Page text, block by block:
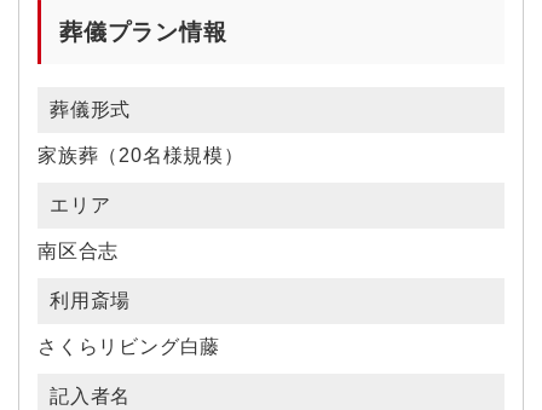
葬儀プラン情報
葬儀形式
家族葬（20名様規模）
エリア
南区合志
利用斎場
さくらリビング白藤
記入者名